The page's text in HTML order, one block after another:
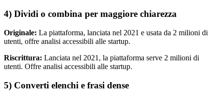
4) Dividi o combina per maggiore chiarezza
Originale: La piattaforma, lanciata nel 2021 e usata da 2 milioni di
utenti, offre analisi accessibili alle startup.
Riscrittura: Lanciata nel 2021, la piattaforma serve 2 milioni di
utenti. Offre analisi accessibili alle startup.
5) Converti elenchi e frasi dense